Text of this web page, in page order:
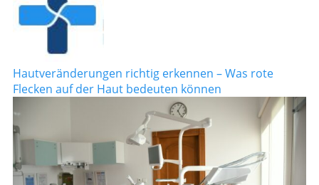
Hautveränderungen richtig erkennen – Was rote
Flecken auf der Haut bedeuten können